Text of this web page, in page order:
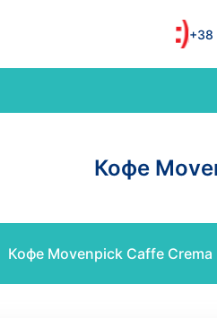
+38
Кофе
Кофе Movenpick Caffe Crema